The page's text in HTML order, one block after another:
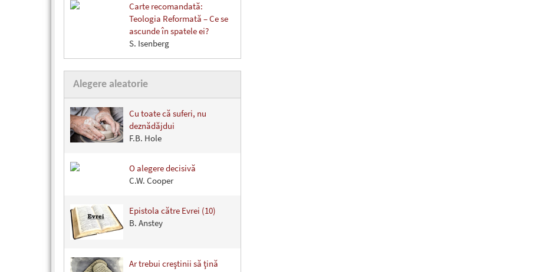
Carte recomandată:
Teologia Reformată – Ce se
ascunde în spatele ei?
S. Isenberg
Alegere aleatorie
Cu toate că suferi, nu
deznădăjdui
F.B. Hole
O alegere decisivă
C.W. Cooper
Epistola către Evrei (10)
B. Anstey
Ar trebui creştinii să ţină